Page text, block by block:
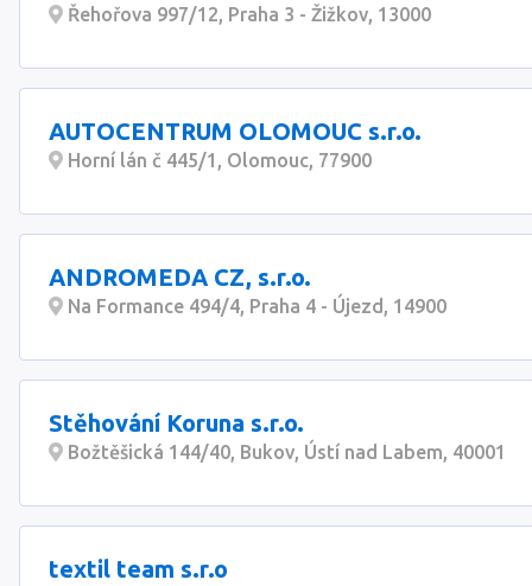
Řehořova 997/12, Praha 3 - Žižkov, 13000
AUTOCENTRUM OLOMOUC s.r.o.
Horní lán č 445/1, Olomouc, 77900
ANDROMEDA CZ, s.r.o.
Na Formance 494/4, Praha 4 - Újezd, 14900
Stěhování Koruna s.r.o.
Božtěšická 144/40, Bukov, Ústí nad Labem, 40001
textil team s.r.o